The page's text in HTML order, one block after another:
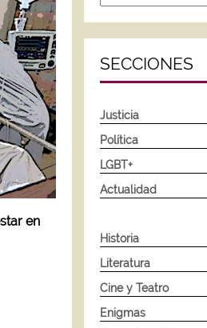
en
SECCIONES
Justicia
Política
LGBT+
Actualidad
Historia
Literatura
Cine y Teatro
Enigmas